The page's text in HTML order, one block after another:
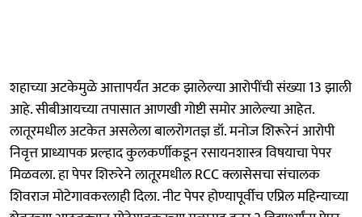
शहाच्या अटकेमुळे आत्तापर्यंत अटक झालेल्या आरोपींची संख्या 13 झाली
आहे. सीबीआयच्या तपासात आणखी गोष्टी समोर आलेल्या आहेत.
लातूरमधील अटकेत असलेला बालरोगतज्ञ डॉ. मनोज शिरूरेनं आरोपी
निवृत्त प्राध्यापक प्रल्हाद कुलकर्णीकडून रसायनशास्त्र विषयाचा पेपर
मिळवला. हा पेपर शिरुरेने लातूरमधील RCC क्लासेसचा संचालक
शिवराज मोटेगावकरलाही दिला. नीट पेपर होण्यापूर्वीच एप्रिल महिन्याच्या